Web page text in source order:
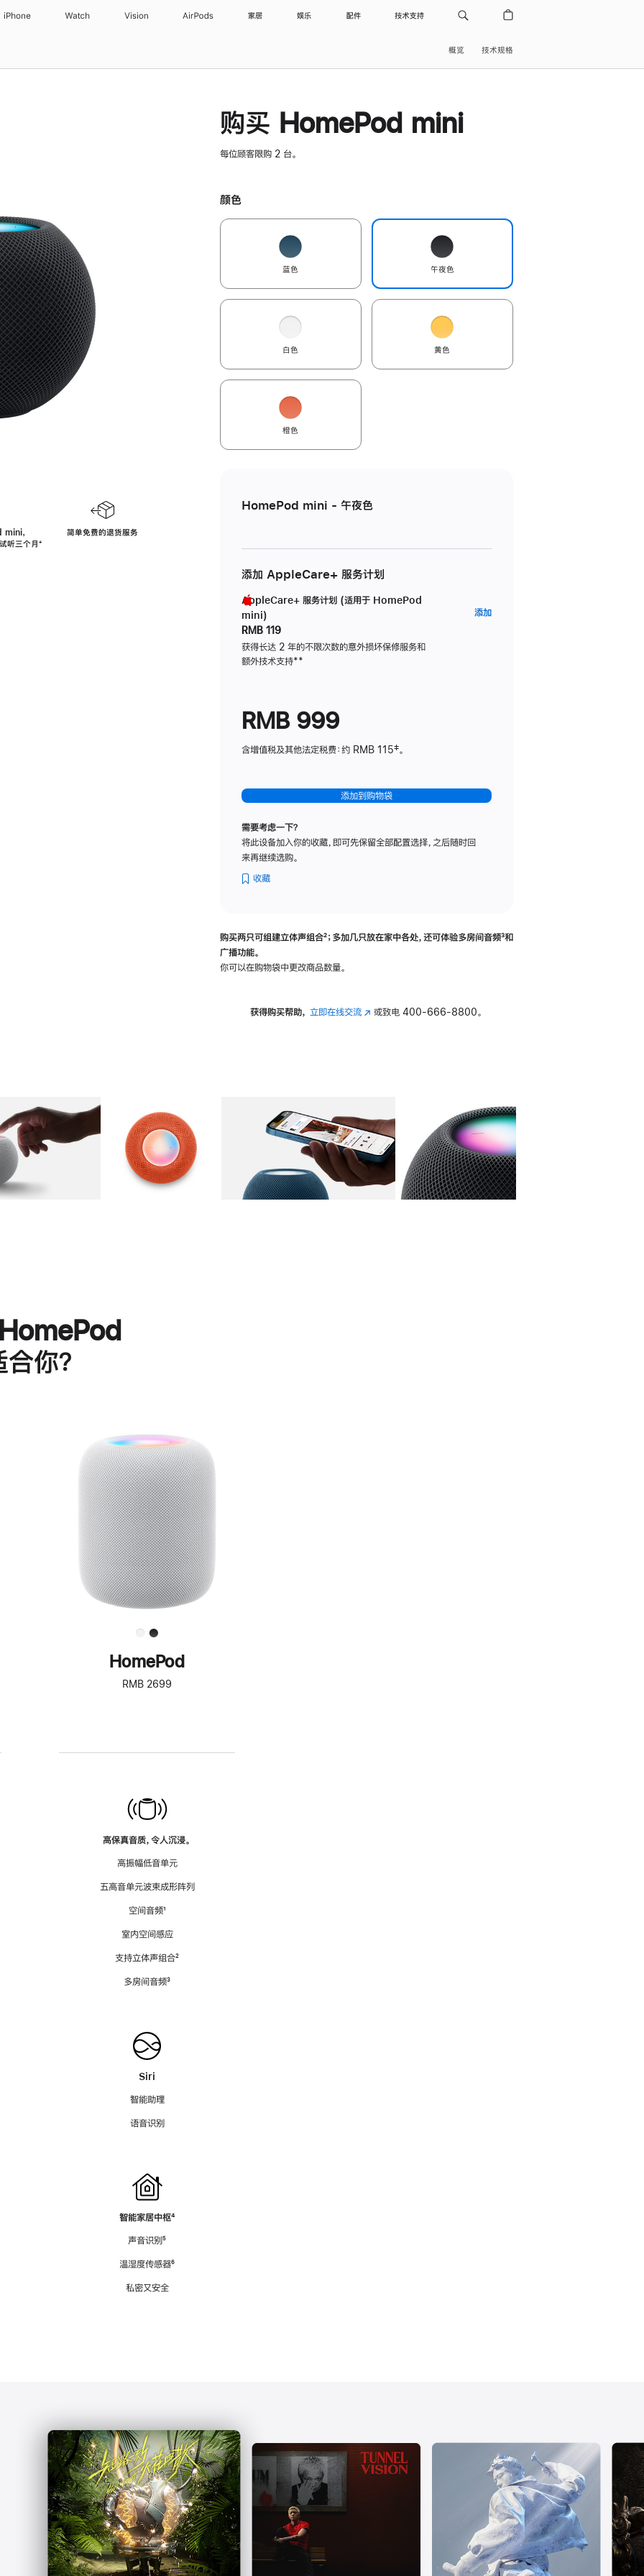
iPhone Watch Vision AirPods 家居 娱乐 配件 技术支持
概览 技术规格
，
听三个月脚
⁺
简单免费的退货服务
购买 HomePod mini
每位顾客限购 2 台。
颜色
蓝色 午夜色
白色 黄色
橙色
HomePod mini - 午夜色
添加 AppleCare+ 服务计划
AppleCare+ 服务计划 (适用于 HomePod
mini)
RMB 119
获得长达 2 年的不限次数的意外损坏保修服务和
额外技术支持脚
**
添加AppleCare+
RMB 999
含增值税及其他法定税费：约 RMB 115‡。
添加到购物袋
需要考虑一下？
将此设备加入你的收藏，即可先保留全部配置选择，之后随时回
来再继续选购。
收藏
购买两只可组建立体声组合脚
²；多加几只放在家中各处，还可体验多‍房‍间音频脚
³和
广播功能。
你可以在购物袋中更改商品数量。
获得购买帮助， 立即在线交流(在 或致电 400-666-8800。
图库 图像 图库 图像 图库 图像 4 图库 图像 5
你？
进
一
步
了
解
HomePod<
HomePod
RMB 2699
高保真音质，令人沉浸。
高振幅低音单元
五高音单元波束成形阵列
空间音频脚
¹
室内空间感应
支持立体声组合脚
²
多房间音频脚
³
Siri
智能助理
语音识别
智能家居中枢脚
⁴
声音识别脚
⁵
温湿度传感器脚
⁶
私密又安全